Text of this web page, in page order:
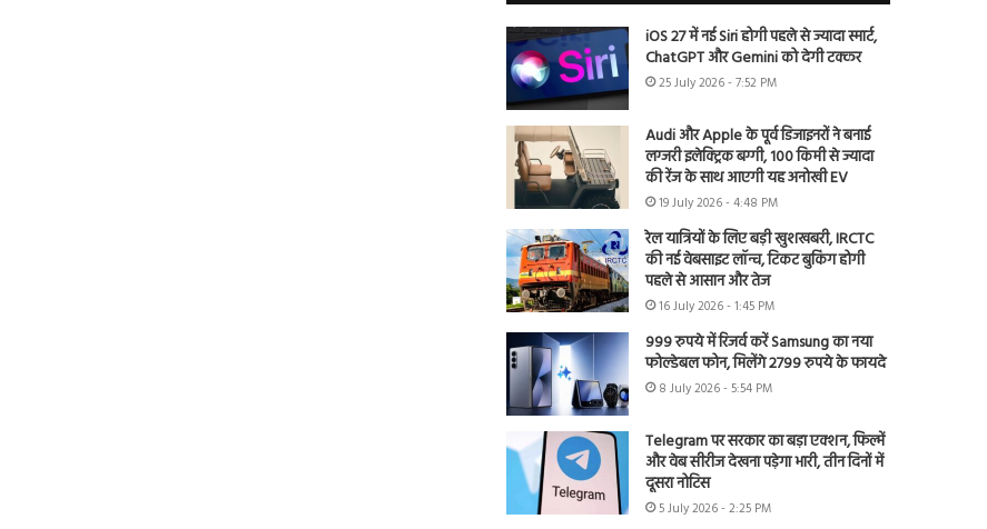
iOS 27 में नई Siri होगी पहले से ज्यादा स्मार्ट,
ChatGPT और Gemini को देगी टक्कर
25 July 2026 - 7:52 PM
Audi और Apple के पूर्व डिजाइनरों ने बनाई
लग्जरी इलेक्ट्रिक बग्गी, 100 किमी से ज्यादा
की रेंज के साथ आएगी यह अनोखी EV
19 July 2026 - 4:48 PM
रेल यात्रियों के लिए बड़ी खुशखबरी, IRCTC
की नई वेबसाइट लॉन्च, टिकट बुकिंग होगी
पहले से आसान और तेज
16 July 2026 - 1:45 PM
999 रुपये में रिजर्व करें Samsung का नया
फोल्डेबल फोन, मिलेंगे 2799 रुपये के फायदे
8 July 2026 - 5:54 PM
Telegram पर सरकार का बड़ा एक्शन, फिल्में
और वेब सीरीज देखना पड़ेगा भारी, तीन दिनों में
दूसरा नोटिस
5 July 2026 - 2:25 PM